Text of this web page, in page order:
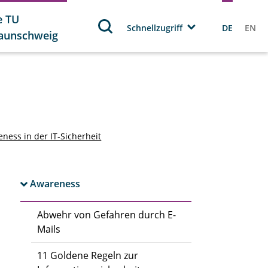
TU
Schnellzugriff DE EN
in der IT-Sicherheit
Awareness
Abwehr von Gefahren durch E-
Mails
11 Goldene Regeln zur